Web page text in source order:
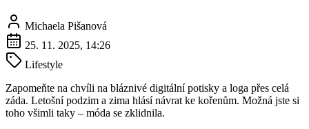
Michaela Pišanová
25. 11. 2025, 14:26
Lifestyle
Zapomeňte na chvíli na bláznivé digitální potisky a loga přes celá
záda. Letošní podzim a zima hlásí návrat ke kořenům. Možná jste si
toho všimli taky – móda se zklidnila.